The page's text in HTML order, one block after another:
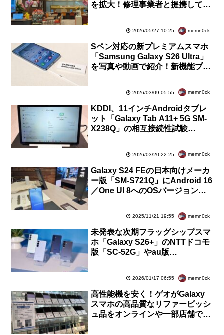
を拡大！修理事業者と提携して取
2026/05/27 10:25 memn0ck
Sペン対応の新プレミアムスマホ
「Samsung Galaxy S26 Ultra」
を写真や動画で紹介！新機能プラ
2026/03/09 05:55 memn0ck
KDDI、11インチAndroidタブレ
ット「Galaxy Tab A11+ 5G SM-
X238Q」の相互接続性試験
2026/03/20 22:25 memn0ck
Galaxy S24 FEの日本向けメーカ
ー版「SM-S721Q」にAndroid 16
／One UI 8へのOSバージョンア
2025/11/21 19:55 memn0ck
未発表な次期フラッグシップスマ
ホ「Galaxy S26+」のNTTドコモ
版「SC-52G」やau版
Plusモデル 2026/01/17 06:55 memn0ck
高性能機を安く！ゲオがGalaxy
スマホの高品質なリファービッシ
ュ品をオンラインや一部店舗で販